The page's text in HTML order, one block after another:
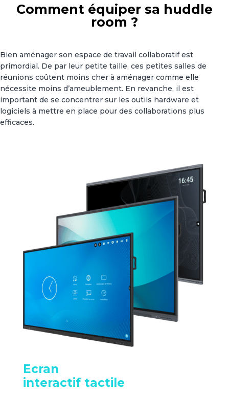
Comment équiper sa huddle
room ?
Bien aménager son espace de travail collaboratif est
primordial. De par leur petite taille, ces petites salles de
réunions coûtent moins cher à aménager comme elle
nécessite moins d’ameublement. En revanche, il est
important de se concentrer sur les outils hardware et
logiciels à mettre en place pour des collaborations plus
efficaces.
Ecran
interactif tactile